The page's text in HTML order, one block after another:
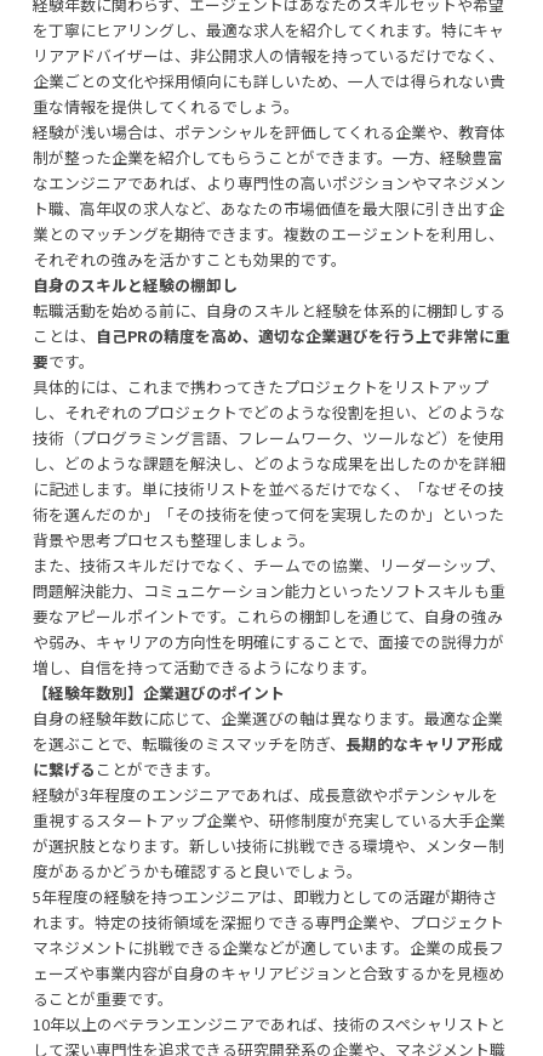
を丁寧にヒアリングし、最適な求人を紹介してくれます。特にキャ
リアアドバイザーは、非公開求人の情報を持っているだけでなく、
企業ごとの文化や採用傾向にも詳しいため、一人では得られない貴
重な情報を提供してくれるでしょう。
経験が浅い場合は、ポテンシャルを評価してくれる企業や、教育体
制が整った企業を紹介してもらうことができます。一方、経験豊富
なエンジニアであれば、より専門性の高いポジションやマネジメン
ト職、高年収の求人など、あなたの市場価値を最大限に引き出す企
業とのマッチングを期待できます。複数のエージェントを利用し、
それぞれの強みを活かすことも効果的です。
自身のスキルと経験の棚卸し
転職活動を始める前に、自身のスキルと経験を体系的に棚卸しする
ことは、 自己PRの精度を高め、適切な企業選びを行う上で非常に重
要です。
具体的には、これまで携わってきたプロジェクトをリストアップ
し、それぞれのプロジェクトでどのような役割を担い、どのような
技術（プログラミング言語、フレームワーク、ツールなど）を使用
し、どのような課題を解決し、どのような成果を出したのかを詳細
に記述します。単に技術リストを並べるだけでなく、「なぜその技
術を選んだのか」「その技術を使って何を実現したのか」といった
背景や思考プロセスも整理しましょう。
また、技術スキルだけでなく、チームでの協業、リーダーシップ、
問題解決能力、コミュニケーション能力といったソフトスキルも重
要なアピールポイントです。これらの棚卸しを通じて、自身の強み
や弱み、キャリアの方向性を明確にすることで、面接での説得力が
増し、自信を持って活動できるようになります。
【経験年数別】企業選びのポイント
自身の経験年数に応じて、企業選びの軸は異なります。最適な企業
を選ぶことで、転職後のミスマッチを防ぎ、 長期的なキャリア形成
に繋げる ことができます。
経験が3年程度のエンジニアであれば、成長意欲やポテンシャルを
重視するスタートアップ企業や、研修制度が充実している大手企業
が選択肢となります。新しい技術に挑戦できる環境や、メンター制
度があるかどうかも確認すると良いでしょう。
5年程度の経験を持つエンジニアは、即戦力としての活躍が期待さ
れます。特定の技術領域を深掘りできる専門企業や、プロジェクト
マネジメントに挑戦できる企業などが適しています。企業の成長フ
ェーズや事業内容が自身のキャリアビジョンと合致するかを見極め
ることが重要です。
10年以上のベテランエンジニアであれば、技術のスペシャリストと
して深い専門性を追求できる研究開発系の企業や、マネジメント職